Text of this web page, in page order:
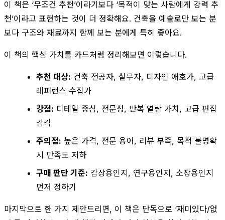
이 책은 ‘무조건 추천’이라기보다 ‘목적이 맞는 사람에게 강력 추
천’이라고 표현하는 것이 더 정확해요. 건축을 예술로만 보는 분
보다 구조와 재료까지 함께 보는 분에게 특히 좋아요.
이 책의 핵심 가치를 카드처럼 정리해보면 이렇습니다.
추천 대상: 건축 전공자, 실무자, 디자인 애호가, 고급
레퍼런스 수집가
강점: 디테일 중심, 전문성, 반복 열람 가치, 고급 편집
감각
주의점: 높은 가격, 전문 용어, 리뷰 부족, 목적 불명확
시 만족도 저하
구매 판단 기준: 감상용인지, 연구용인지, 소장용인지
먼저 정하기
마지막으로 한 가지 제안드리면, 이 책은 단독으로 ‘재미있다/없